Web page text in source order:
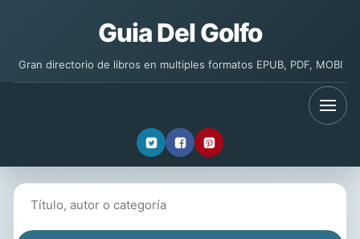
Guia Del Golfo
Gran directorio de libros en multiples formatos EPUB, PDF, MOBI